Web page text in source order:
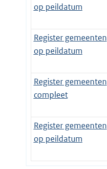
op peildatum
Register gemeenten
op peildatum
Register gemeenten
compleet
Register gemeenten
op peildatum